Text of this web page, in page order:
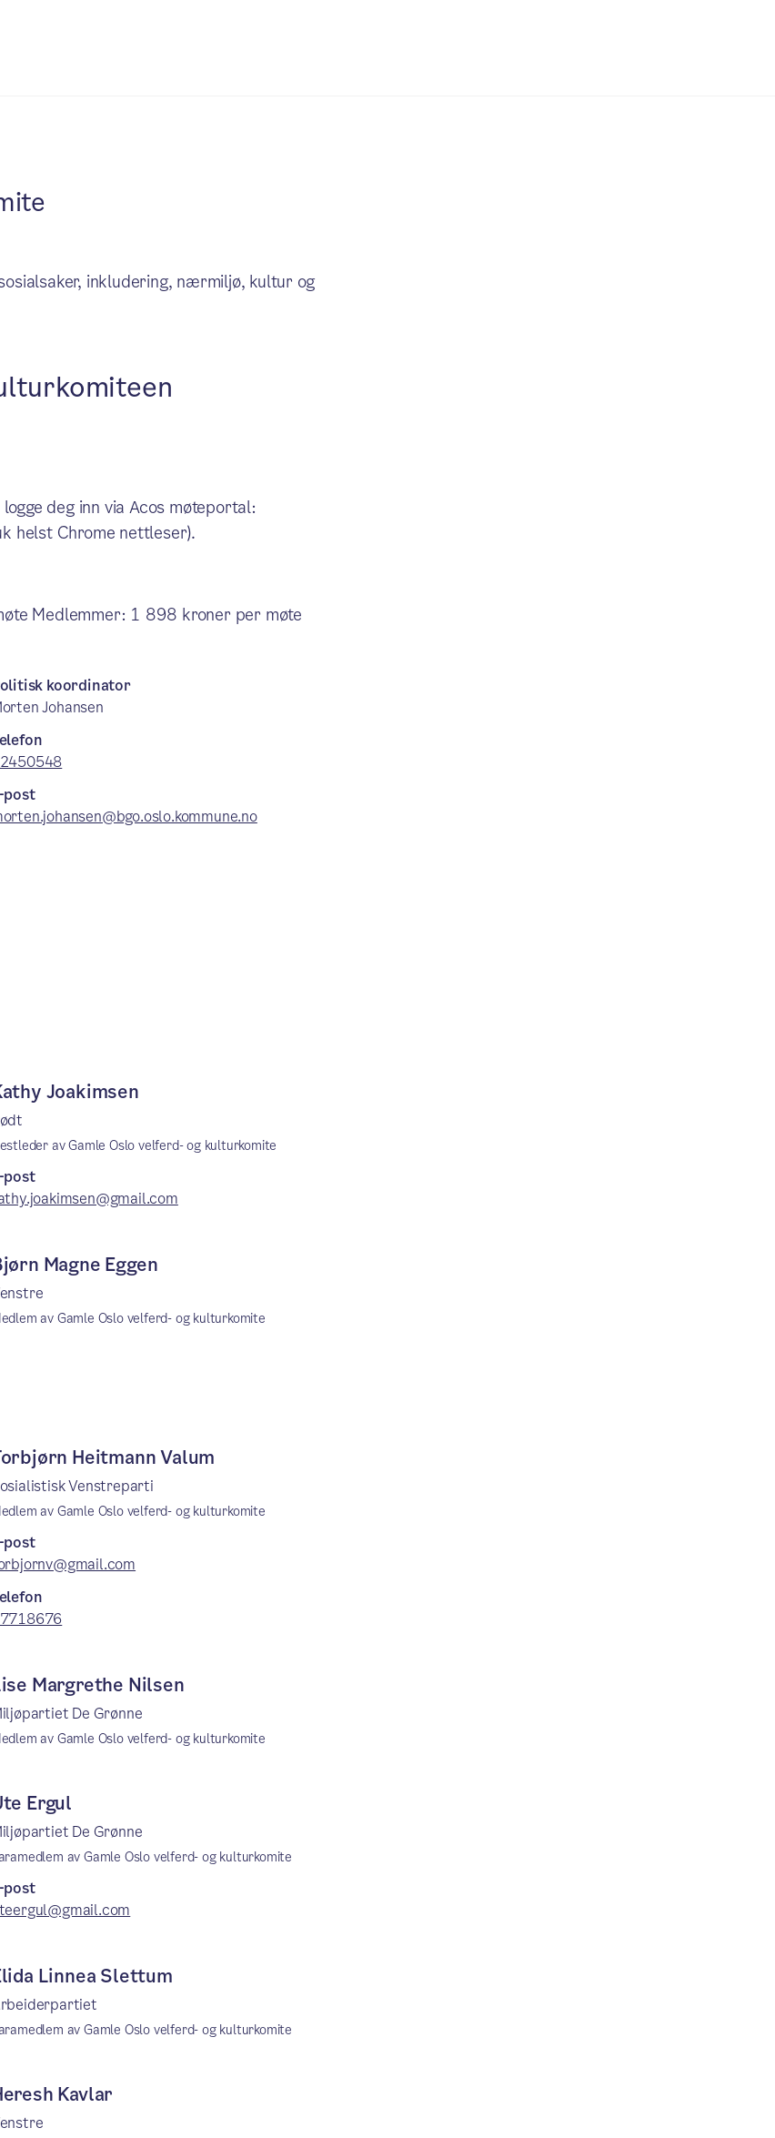
inkludering, nærmiljø, kultur og
deg inn via Acos møteportal:
helst Chrome nettleser).
Medlemmer: 1 898 kroner per møte
koordinator
Johansen
post
Joakimsen
av Gamle Oslo velferd- og kulturkomite
post
Magne Eggen
av Gamle Oslo velferd- og kulturkomite
Heitmann Valum
Venstreparti
av Gamle Oslo velferd- og kulturkomite
post
Margrethe Nilsen
De Grønne
av Gamle Oslo velferd- og kulturkomite
Ergul
De Grønne
av Gamle Oslo velferd- og kulturkomite
post
Linnea Slettum
av Gamle Oslo velferd- og kulturkomite
Kavlar